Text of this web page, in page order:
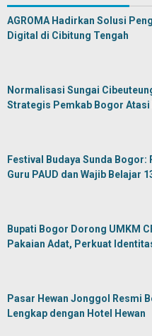
AGROMA Hadirkan Solusi
Digital di Cibitung Tengah
Normalisasi Sungai
Strategis Pemkab Bogor Atasi
Festival Budaya Sunda Bogor:
Guru PAUD dan Wajib Belajar
Bupati Bogor Dorong UMKM
Pakaian Adat, Perkuat
Pasar Hewan Jonggol Resmi
Lengkap dengan Hotel Hewan